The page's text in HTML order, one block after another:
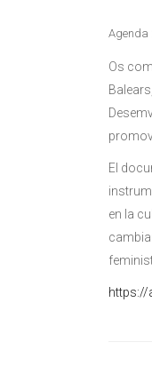
Agenda
Os
El
en la
https://